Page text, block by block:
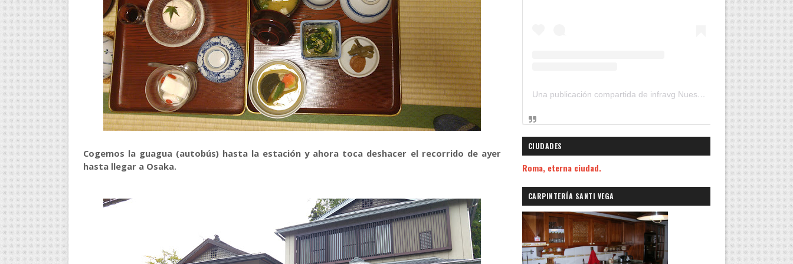
Cogemos la guagua (autobús) hasta la estación y ahora toca deshacer el recorrido de ayer
hasta llegar a Osaka.
Una publicación compartida de infravg Nuestros Viajes (@infravg)
CIUDADES
Roma, eterna ciudad.
CARPINTERÍA SANTI VEGA